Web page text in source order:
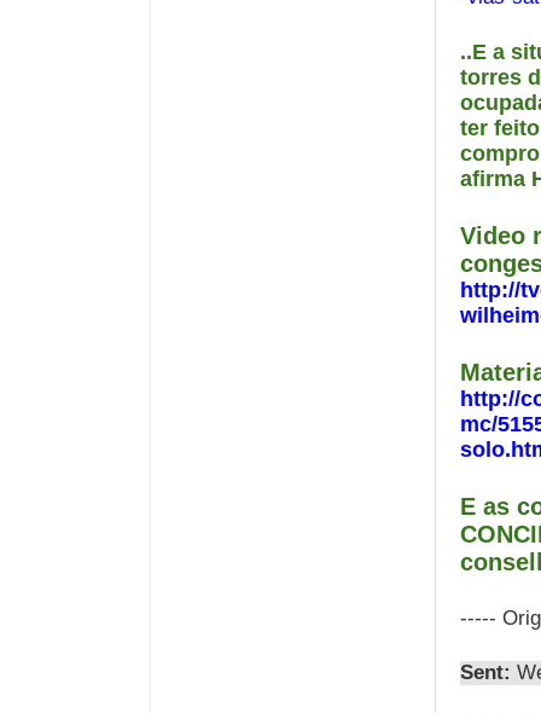
..E a
torres
ter
afirma
Video
http://
http://
mc/
E as
-----
Sent: